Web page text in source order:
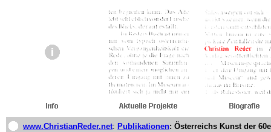
www.ChristianReder.net: Publikationen: Österreichs Kunst der